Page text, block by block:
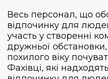
Весь персонал, що
відпочинку для
участь у створенні
дружньої
похилого віку
Фахівці, які